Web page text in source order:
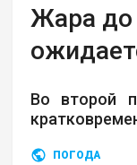
Жара до
Во второй
ПОГОДА